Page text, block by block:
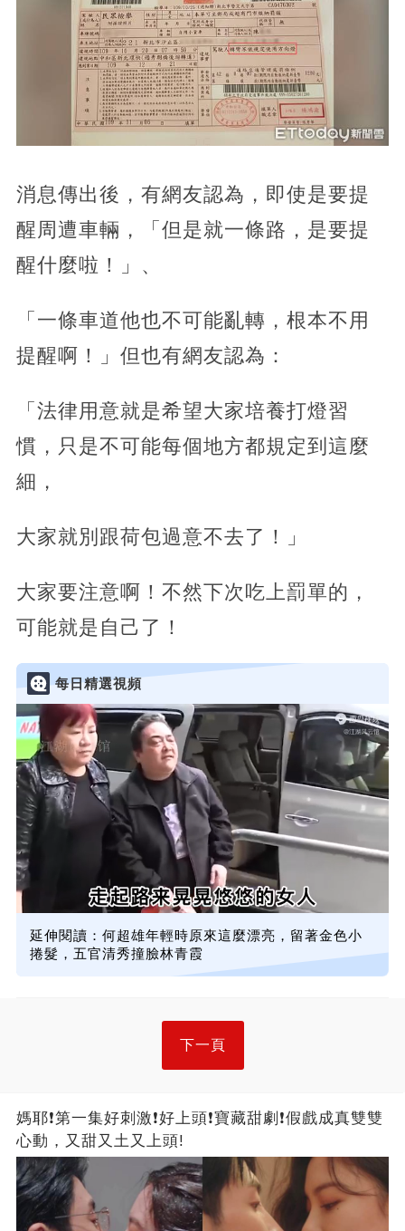
消息傳出後，有網友認為，即使是要提
醒周遭車輛，「但是就一條路，是要提
醒什麼啦！」、
「一條車道他也不可能亂轉，根本不用
提醒啊！」但也有網友認為：
「法律用意就是希望大家培養打燈習
慣，只是不可能每個地方都規定到這麼
細，
大家就別跟荷包過意不去了！」
大家要注意啊！不然下次吃上罰單的，
可能就是自己了！
每日精選視頻
延伸閱讀：何超雄年輕時原來這麼漂亮，留著金色小
捲髮，五官清秀撞臉林青霞
下一頁
媽耶❗第一集好刺激❗好上頭❗寶藏甜劇❗假戲成真雙雙
心動，又甜又土又上頭!